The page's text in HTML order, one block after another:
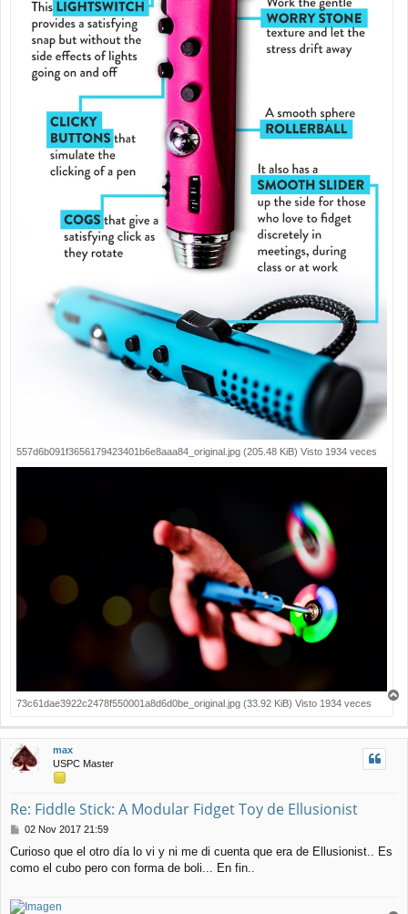
557d6b091f3656179423401b6e8aaa84_original.jpg (205.48 KiB) Visto 1934 veces
73c61dae3922c2478f550001a8d6d0be_original.jpg (33.92 KiB) Visto 1934 veces
r
i
max
USPC Master
Re: Fiddle Stick: A Modular Fidget Toy de Ellusionist
M
n
s
e
02 Nov 2017 21:59
Curioso que el otro día lo vi y ni me di cuenta que era de Ellusionist.. Es
como el cubo pero con forma de boli... En fin..